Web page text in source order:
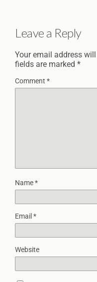
Leave a Reply
Your email address
fields are marked *
Comment *
Name*
Email *
Website